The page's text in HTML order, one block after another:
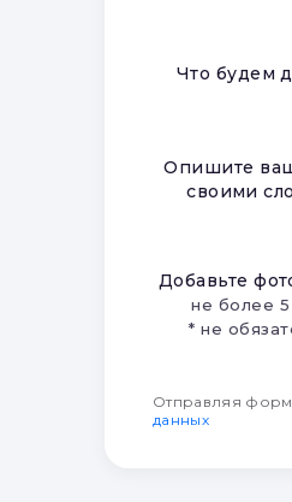
Что будем
Опишите
своими
Добавьте
не более
* не
Отправляя
данных